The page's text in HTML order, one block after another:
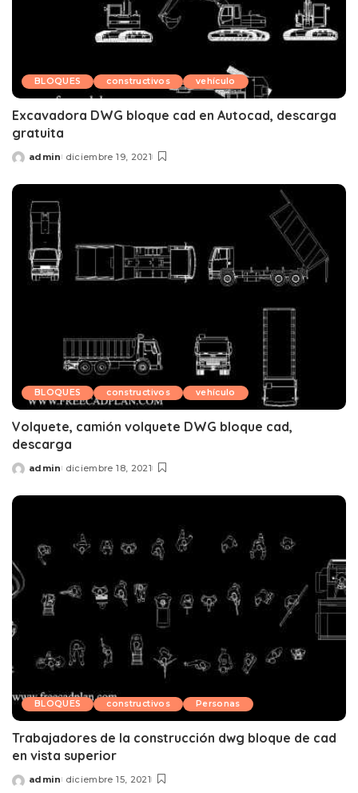
BLOQUES constructivos vehículo
Excavadora DWG bloque cad en Autocad, descarga
gratuita
Posted
admin diciembre 19, 2021
BLOQUES constructivos vehículo
Volquete, camión volquete DWG bloque cad,
descarga
Posted
admin diciembre 18, 2021
BLOQUES constructivos Personas
Trabajadores de la construcción dwg bloque de cad
en vista superior
Posted
admin diciembre 15, 2021